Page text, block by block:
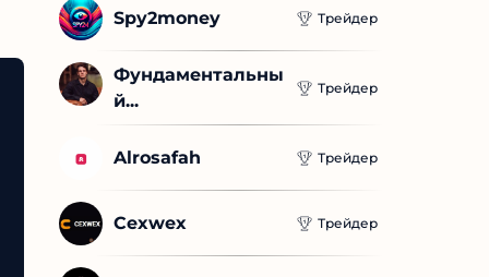
Spy2money Трейдер
Фундаментальны
й...
Трейдер
Alrosafah Трейдер
Cexwex Трейдер